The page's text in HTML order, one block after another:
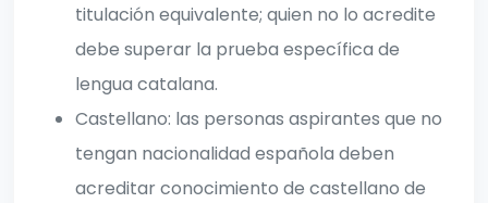
titulación equivalente; quien no lo acredite
debe superar la prueba específica de
lengua catalana.
Castellano: las personas aspirantes que no
tengan nacionalidad española deben
acreditar conocimiento de castellano de